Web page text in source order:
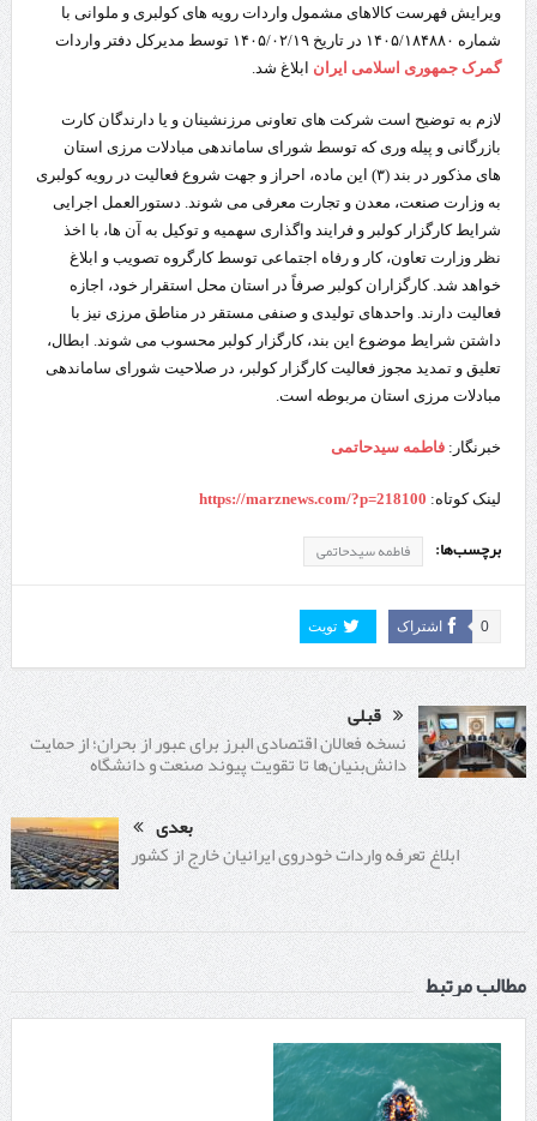
ویرایش فهرست کالاهای مشمول واردات رویه های کولبری و ملوانی با
شماره ۱۴۰۵/۱۸۴۸۸۰ در تاریخ ۱۴۰۵/۰۲/۱۹ توسط مدیرکل دفتر واردات
گمرک جمهوری اسلامی ایران ابلاغ شد.
لازم به توضیح است شرکت های تعاونی مرزنشینان و یا دارندگان کارت
بازرگانی و پیله وری که توسط شورای ساماندهی مبادلات مرزی استان
های مذکور در بند (۳) این ماده، احراز و جهت شروع فعالیت در رویه کولبری
به وزارت صنعت، معدن و تجارت معرفی می شوند. دستورالعمل اجرایی
شرایط کارگزار کولبر و فرایند واگذاری سهمیه و توکیل به آن ها، با اخذ
نظر وزارت تعاون، کار و رفاه اجتماعی توسط کارگروه تصویب و ابلاغ
خواهد شد. کارگزاران کولبر صرفاً در استان محل استقرار خود، اجازه
فعالیت دارند. واحدهای تولیدی و صنفی مستقر در مناطق مرزی نیز با
داشتن شرایط موضوع این بند، کارگزار کولبر محسوب می شوند. ابطال،
تعلیق و تمدید مجوز فعالیت کارگزار کولبر، در صلاحیت شورای ساماندهی
مبادلات مرزی استان مربوطه است.
خبرنگار: فاطمه سیدحاتمی
لینک کوتاه: https://marznews.com/?p=218100
برچسب‌ها: فاطمه سیدحاتمی
اشتراک 0 تویت
قبلی
نسخه فعالان اقتصادی البرز برای عبور از بحران؛ از حمایت
دانش‌بنیان‌ها تا تقویت پیوند صنعت و دانشگاه
بعدی
ابلاغ تعرفه واردات خودروی ایرانیان خارج از کشور
مطالب مرتبط